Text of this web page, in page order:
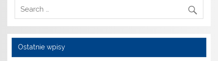
Ostatnie wpisy